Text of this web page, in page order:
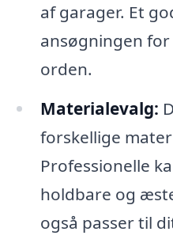
af garager. Et
ansøgningen
orden.
Materialevalg:
forskellige
Professionelle
holdbare og
også passer til